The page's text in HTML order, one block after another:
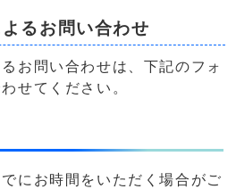
るお問い合わせ
お問い合わせは、下記のフォ
せてください。
にお時間をいただく場合がご